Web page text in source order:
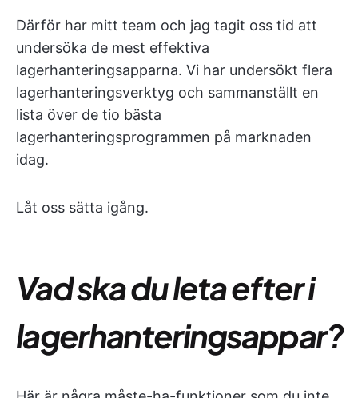
Därför har mitt team och jag tagit oss tid att
undersöka de mest effektiva
lagerhanteringsapparna. Vi har undersökt flera
lagerhanteringsverktyg och sammanställt en
lista över de tio bästa
lagerhanteringsprogrammen på marknaden
idag.
Låt oss sätta igång.
Vad ska du leta efter i
lagerhanteringsappar?